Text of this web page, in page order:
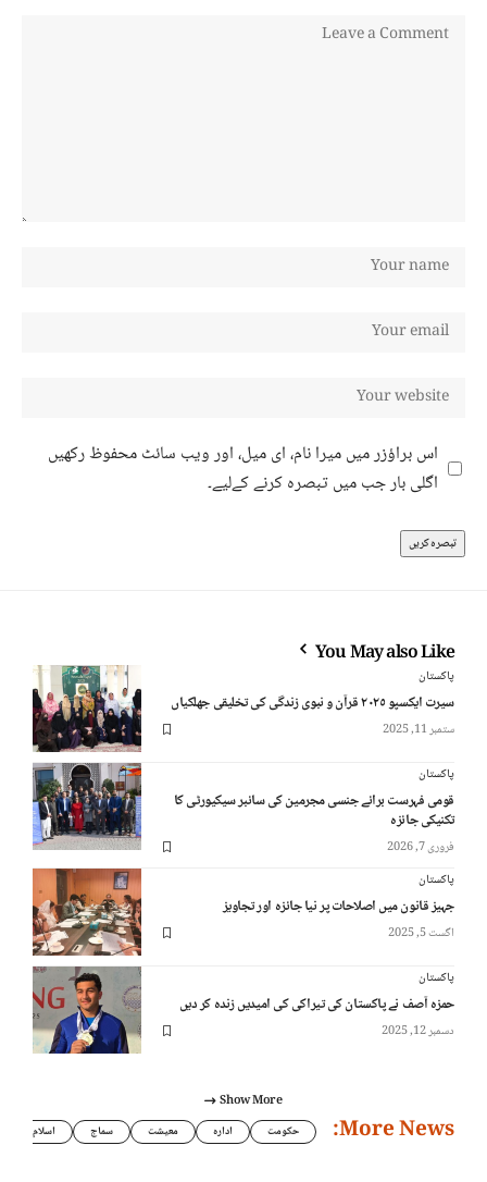
اس براؤزر میں میرا نام، ای میل، اور ویب سائٹ محفوظ رکھیں
اگلی بار جب میں تبصرہ کرنے کےلیے۔
You May also Like
پاکستان
سیرت ایکسپو ٢٠٢٥ قرآن و نبوی زندگی کی تخلیقی جھلکیاں
ستمبر 11, 2025
پاکستان
قومی فہرست برائے جنسی مجرمین کی سائبر سیکیورٹی کا
تکنیکی جائزہ
فروری 7, 2026
پاکستان
جہیز قانون میں اصلاحات پر نیا جائزہ اور تجاویز
اگست 5, 2025
پاکستان
حمزہ آصف نے پاکستان کی تیراکی کی امیدیں زندہ کر دیں
دسمبر 12, 2025
Show More
More News: حکومت ادارہ معیشت سماج اسلام